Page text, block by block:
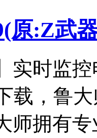
原:Z武
实时监
载，鲁
师拥有